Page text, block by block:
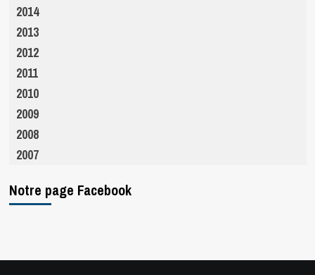
2014
2013
2012
2011
2010
2009
2008
2007
Notre page Facebook